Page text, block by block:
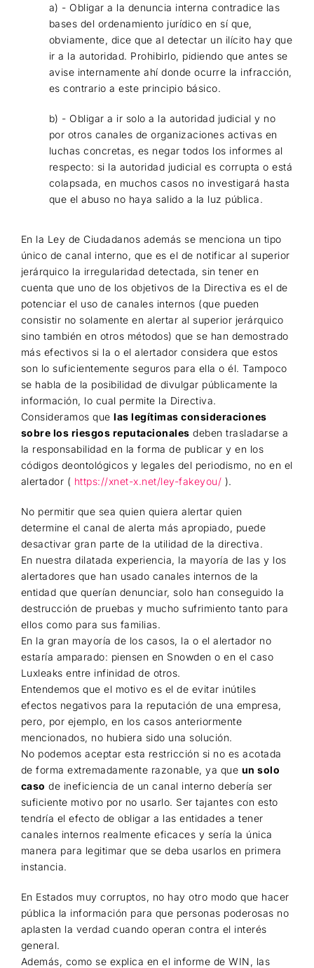
a) - Obligar a la denuncia interna contradice las
bases del ordenamiento jurídico en sí que,
obviamente, dice que al detectar un ilícito hay que
ir a la autoridad. Prohibirlo, pidiendo que antes se
avise internamente ahí donde ocurre la infracción,
es contrario a este principio básico.
b) - Obligar a ir solo a la autoridad judicial y no
por otros canales de organizaciones activas en
luchas concretas, es negar todos los informes al
respecto: si la autoridad judicial es corrupta o está
colapsada, en muchos casos no investigará hasta
que el abuso no haya salido a la luz pública.
En la Ley de Ciudadanos además se menciona un tipo
único de canal interno, que es el de notificar al superior
jerárquico la irregularidad detectada, sin tener en
cuenta que uno de los objetivos de la Directiva es el de
potenciar el uso de canales internos (que pueden
consistir no solamente en alertar al superior jerárquico
sino también en otros métodos) que se han demostrado
más efectivos si la o el alertador considera que estos
son lo suficientemente seguros para ella o él. Tampoco
se habla de la posibilidad de divulgar públicamente la
información, lo cual permite la Directiva.
Consideramos quelas legítimas consideraciones
sobre los riesgos reputacionales deben trasladarse a
la responsabilidad en la forma de publicar y en los
códigos deontológicos y legales del periodismo, no en el
alertador ( https://xnet-x.net/ley-fakeyou/ ).
No permitir que sea quien quiera alertar quien
determine el canal de alerta más apropiado, puede
desactivar gran parte de la utilidad de la directiva.
En nuestra dilatada experiencia, la mayoría de las y los
alertadores que han usado canales internos de la
entidad que querían denunciar, solo han conseguido la
destrucción de pruebas y mucho sufrimiento tanto para
ellos como para sus familias.
En la gran mayoría de los casos, la o el alertador no
estaría amparado: piensen en Snowden o en el caso
Luxleaks entre infinidad de otros.
Entendemos que el motivo es el de evitar inútiles
efectos negativos para la reputación de una empresa,
pero, por ejemplo, en los casos anteriormente
mencionados, no hubiera sido una solución.
No podemos aceptar esta restricción si no es acotada
de forma extremadamente razonable, ya que un solo
caso de ineficiencia de un canal interno debería ser
suficiente motivo por no usarlo. Ser tajantes con esto
tendría el efecto de obligar a las entidades a tener
canales internos realmente eficaces y sería la única
manera para legitimar que se deba usarlos en primera
instancia.
En Estados muy corruptos, no hay otro modo que hacer
pública la información para que personas poderosas no
aplasten la verdad cuando operan contra el interés
general.
Además, como se explica en el informe de WIN, las